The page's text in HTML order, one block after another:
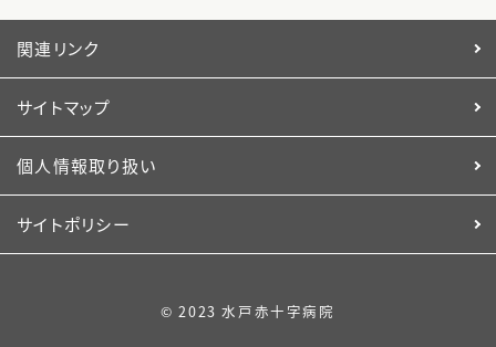
関連リンク
サイトマップ
個人情報取り扱い
サイトポリシー
© 2023 水戸赤十字病院